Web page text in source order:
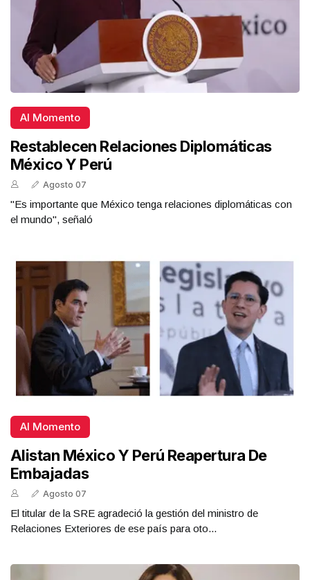
Al Momento
Restablecen Relaciones Diplomáticas
México Y Perú
Agosto 07
"Es importante que México tenga relaciones diplomáticas con
el mundo", señaló
Al Momento
Alistan México Y Perú Reapertura De
Embajadas
Agosto 07
El titular de la SRE agradeció la gestión del ministro de
Relaciones Exteriores de ese país para oto...